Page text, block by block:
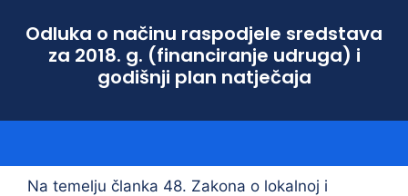
Odluka o načinu raspodjele sredstava
za 2018. g. (financiranje udruga) i
godišnji plan natječaja
Na temelju članka 48. Zakona o lokalnoj i